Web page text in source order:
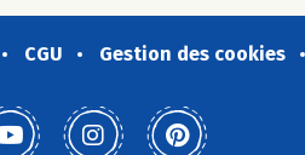
CGU Gestion des cookies